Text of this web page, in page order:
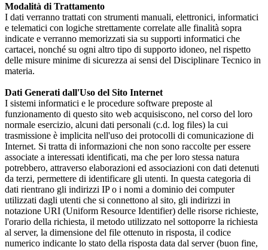
Modalità di Trattamento
I dati verranno trattati con strumenti manuali, elettronici, informatici
e telematici con logiche strettamente correlate alle finalità sopra
indicate e verranno memorizzati sia su supporti informatici che
cartacei, nonché su ogni altro tipo di supporto idoneo, nel rispetto
delle misure minime di sicurezza ai sensi del Disciplinare Tecnico in
materia.
Dati Generati dall'Uso del Sito Internet
I sistemi informatici e le procedure software preposte al
funzionamento di questo sito web acquisiscono, nel corso del loro
normale esercizio, alcuni dati personali (c.d. log files) la cui
trasmissione è implicita nell'uso dei protocolli di comunicazione di
Internet. Si tratta di informazioni che non sono raccolte per essere
associate a interessati identificati, ma che per loro stessa natura
potrebbero, attraverso elaborazioni ed associazioni con dati detenuti
da terzi, permettere di identificare gli utenti. In questa categoria di
dati rientrano gli indirizzi IP o i nomi a dominio dei computer
utilizzati dagli utenti che si connettono al sito, gli indirizzi in
notazione URI (Uniform Resource Identifier) delle risorse richieste,
l'orario della richiesta, il metodo utilizzato nel sottoporre la richiesta
al server, la dimensione del file ottenuto in risposta, il codice
numerico indicante lo stato della risposta data dal server (buon fine,